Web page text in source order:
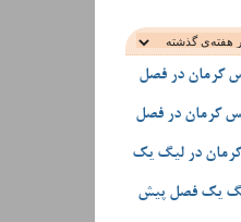
کرمان در فصل
کرمان در فصل
کرمان در لیگ یک
یک فصل پیش